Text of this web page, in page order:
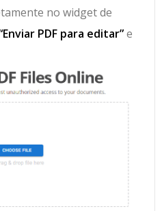
no widget de
PDF para editar”e